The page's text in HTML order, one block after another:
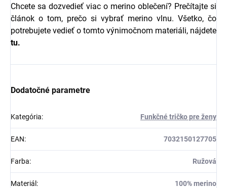
Chcete sa dozvedieť viac o merino oblečení? Prečítajte si
článok o tom, prečo si vybrať merino vlnu. Všetko, čo
potrebujete vedieť o tomto výnimočnom materiáli, nájdete
tu.
Dodatočné parametre
Kategória: Funkčné tričko pre ženy
EAN: 7032150127705
Farba: Ružová
Materiál : 100% merino